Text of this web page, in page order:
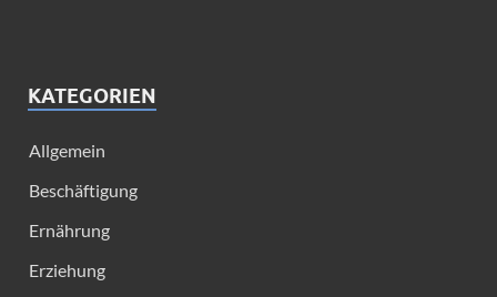
KATEGORIEN
Allgemein
Beschäftigung
Ernährung
Erziehung